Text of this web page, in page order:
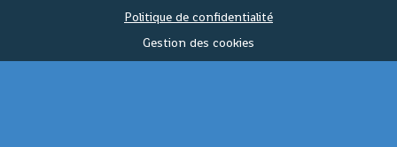
Politique de confidentialité
Gestion des cookies